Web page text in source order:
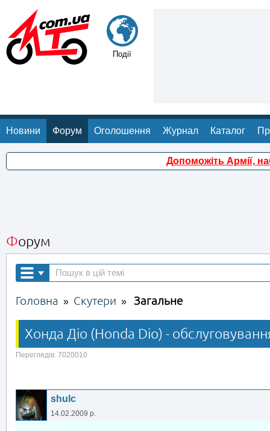
Події
Новини Форум Оголошення Журнал Каталог
Допоможіть Армії,
Форум
Головна » Скутери » Загальне
Хонда Діо (Honda Dio) -
Переглядів: 7020010
shulc
14.02.2009 р.